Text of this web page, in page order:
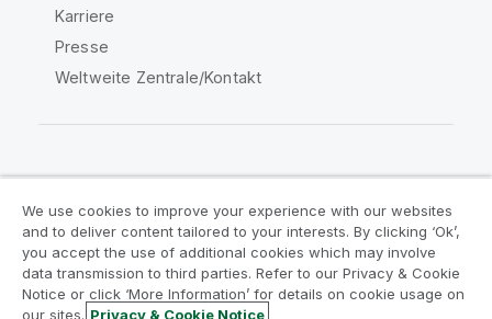
Karriere
Presse
Weltweite Zentrale/Kontakt
Rechtliche Vereinbarungen
Produktbedingungen
Legal Policies
Legal Policies
Benutzungsbedingungen
We use cookies to improve your experience with our websites
and to deliver content tailored to your interests. By clicking ‘Ok’,
you accept the use of additional cookies which may involve
data transmission to third parties. Refer to our Privacy & Cookie
Notice or click ‘More Information’ for details on cookie usage on
our sites. Privacy & Cookie Notice